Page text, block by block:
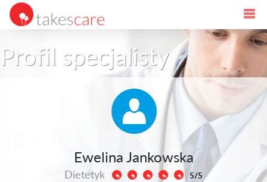
Profil specjalisty
Ewelina Jankowska
Dietetyk 5/5